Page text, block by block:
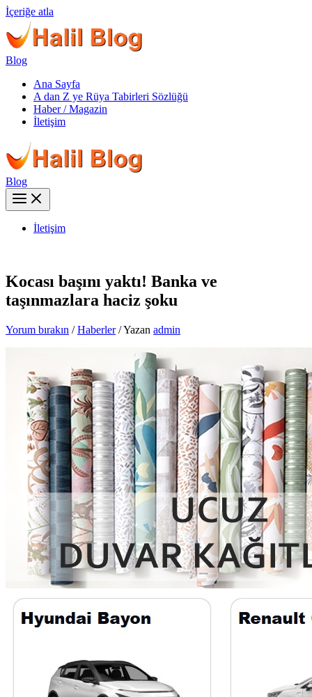
İçeriğe atla
Blog
Ana Sayfa
A dan Z ye Rüya Tabirleri Sözlüğü
Haber / Magazin
İletişim
Blog
İletişim
Kocası başını yaktı! Banka ve
taşınmazlara haciz şoku
Yorum bırakın /Haberler/ Yazan admin